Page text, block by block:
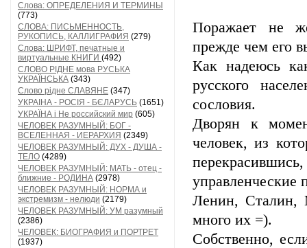
Слова: ОПРЕДЕЛЕНИЯ И ТЕРМИНЫ
(773)
СЛОВА: ПИСЬМЕННОСТЬ,
РУКОПИСЬ, КАЛЛИГРАФИЯ (279)
Слова: ШРИФТ, печатные и
виртуальные КНИГИ (492)
СЛОВО РІДНЕ мова РУСЬКА
УКРАЇНСЬКА (343)
Слово рідне СЛАВЯНЕ (347)
УКРАІНА - РОСІЯ - БЄЛАРУСЬ (1651)
УКРАЇНА і Не российский мир (605)
ЧЕЛОВЕК РАЗУМНЫЙ: БОГ -
ВСЕЛЕННАЯ - ИЕРАРХИЯ (2349)
ЧЕЛОВЕК РАЗУМНЫЙ: ДУХ - ДУША -
ТЕЛО (4289)
ЧЕЛОВЕК РАЗУМНЫЙ: МАТЬ - отец -
ближние - РОДИНА (2978)
ЧЕЛОВЕК РАЗУМНЫЙ: НОРМА и
экстремизм - нелюди (2179)
ЧЕЛОВЕК РАЗУМНЫЙ: УМ разумный
(2386)
ЧЕЛОВЕК: БИОГРАФИЯ и ПОРТРЕТ
(1937)
Поражает не
прежде чем его
Как надеюсь
русского
сословия.
Дворян к
человек, из
Ленин, Сталин,
много их =).
Собственно,